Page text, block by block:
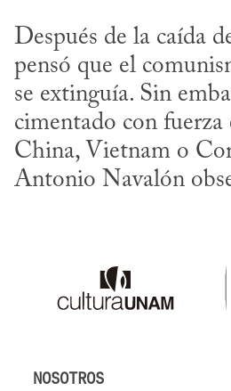
Después de la caída
pensó que el
se extinguía. Sin
cimentado con fuerza
China, Vietnam o
Antonio Navalón
NOSOTROS